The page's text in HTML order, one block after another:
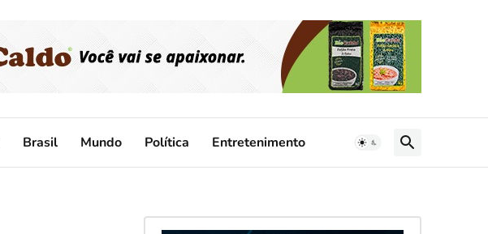
Brasil Mundo Política Entretenimento